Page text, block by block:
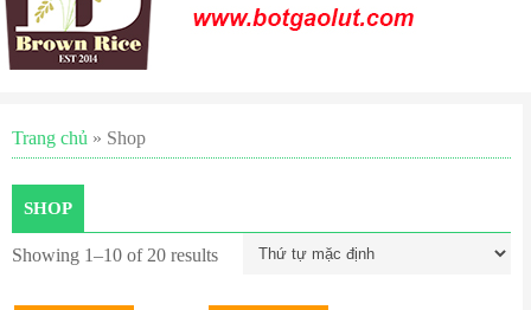
Trang chủ » Shop
SHOP
Showing 1–10 of 20 results